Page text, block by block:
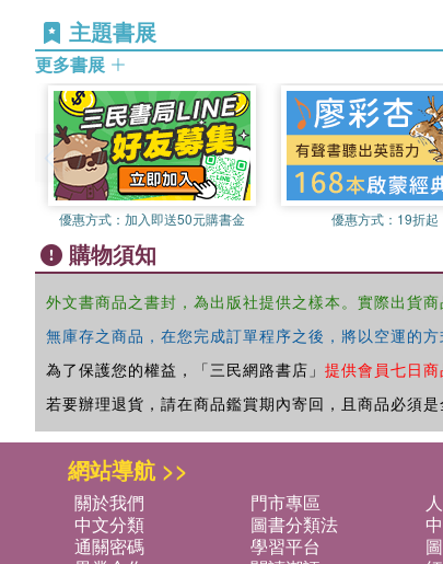
主題書展
更多書展
優惠方式： 加入即送50元購書金 優惠方式： 19折起
購物須知
外文書商品之書封，為出版社提供之樣本。實際出貨
無庫存之商品，在您完成訂單程序之後，將以空運的
為了保護您的權益，「三民網路書店」 提供會員七日
若要辦理退貨，請在商品鑑賞期內寄回，且商品必須
網站導航 >>
關於我們 門市專區
中文分類
圖書分類法
通關密碼
學習平台